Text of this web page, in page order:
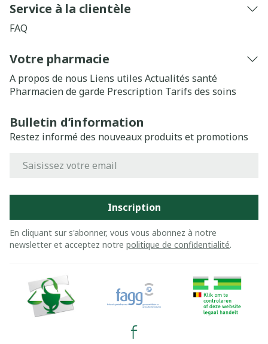
Service à la clientèle
FAQ
Votre pharmacie
A propos de nous Liens utiles Actualités santé
Pharmacien de garde Prescription Tarifs des soins
Bulletin d’information
Restez informé des nouveaux produits et promotions
Inscription
En cliquant sur s'abonner, vous vous abonnez à notre
newsletter et acceptez notre politique de confidentialité.